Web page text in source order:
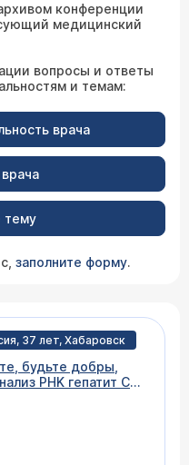
конференции
медицинский
вопросы и ответы
и темам:
врача
тему
заполните форму.
37 лет, Хабаровск
будьте добры,
PHK гепатит С
?